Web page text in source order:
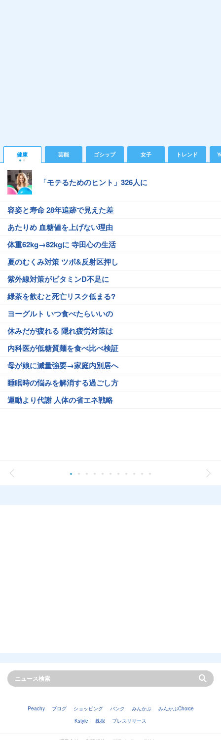
健康 芸能 ゴシップ 女子 トレンド
「モテるためのヒント」326人に
容姿と寿命 28年追跡で見えた差
あたりめ 血糖値を上げない理由
体重62kg→82kgに 寺田心の生活
夏のむくみ対策 ツボ&反射区押し
紫外線対策がビタミンD不足に
緑茶を飲むと死亡リスク低まる?
ヨーグルト いつ食べたらいいの
休みだが疲れる 隠れ疲労対策は
内科医が低糖質麺を食べ比べ検証
母が娘に減量強要→家庭内別居へ
睡眠時の悩みを解消する過ごし方
運動より代謝 人体の省エネ戦略
Peachy ブログ ショッピング バンク みんかぶ
みんかぶChoice
Kstyle
株探 プレスリリース